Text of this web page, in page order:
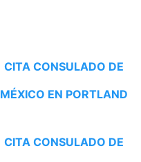
CITA CONSULADO DE
MÉXICO EN PORTLAND
CITA CONSULADO DE